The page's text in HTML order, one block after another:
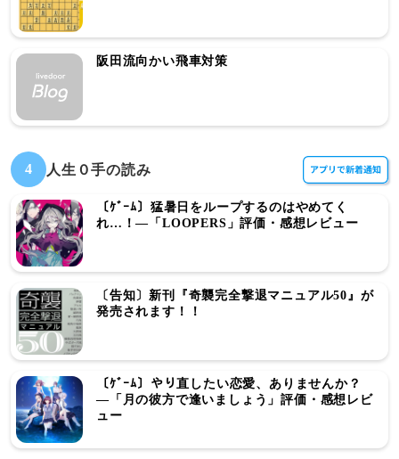
阪田流向かい飛車対策
4 人生０手の読み
〔ｹﾞｰﾑ〕猛暑日をループするのはやめてく
れ…！―「LOOPERS」評価・感想レビュー
〔告知〕新刊『奇襲完全撃退マニュアル50』が
発売されます！！
〔ｹﾞｰﾑ〕やり直したい恋愛、ありませんか？
―「月の彼方で逢いましょう」評価・感想レビ
ュー